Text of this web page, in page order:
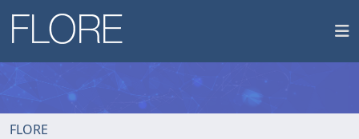
FLORE